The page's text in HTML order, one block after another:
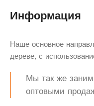
Информация
Наше основное
дереве, с
Мы так же
оптовыми